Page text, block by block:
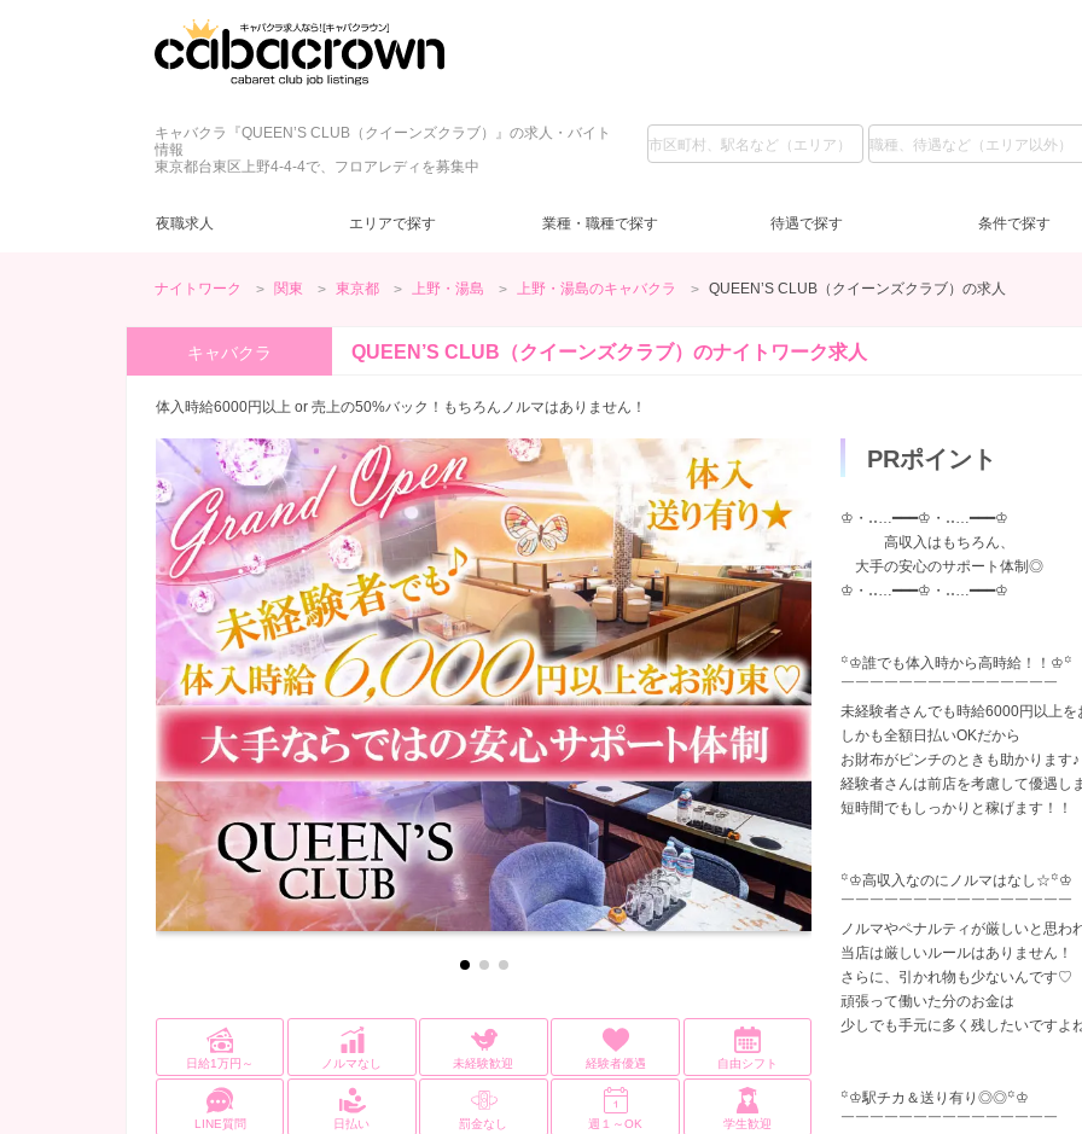
キャバクラ『QUEEN’S CLUB（クイーンズクラブ）』の求人・バイト
情報
東京都台東区上野4-4-4で、フロアレディを募集中
夜職求人 エリアで探す
(42) 新宿・歌舞伎町 (4) 池袋 (2)
三軒茶屋・下北沢 (1) 恵比寿・中目黒・自由が丘 (6)
神田・秋葉原 (3) 赤坂・銀座 (2) 新橋 (2)
(2) 綾瀬・北千住 (1) 赤羽・板橋 (1)
府中・調布・烏山 (1) 神奈川県 (5) 横浜 (1)
川崎・溝の口 (1)
埼玉県 (4) 大宮 (1)
所沢・飯能・狭山 (1) 越谷・草加 (2)
柏・松戸 (1) 船橋・市川・津田沼 (3) 千
業種・職種で探す
キャバクラ (45) クラブ (2) ガールズバー (6) ラウンジ (3)
カウンターレディ (7)
待遇で探す
ネイル自由 (6) 髪型自由 (9) LINE質問 (37) 日給1万円～ (2)
(13) ヘアメ不要 (5) 送迎無料 (8) 交通費支給
ノルマなし (48) 罰金なし (12) 客引きなし
ブランクOK (13) ノンアルOK タトゥー可 (1)
(13) 週１～OK (18) 登録制OK (3) 短期OK (6)
NEWOPEN (5) 会員制 (2) 高級店 (6) 少人数のお店 (1)
(32) カラオケあり (14)
条件で探す
(43) 制服 (5) 私服 (5) コスプレ (2)
夕方・夜【17～22時】 (59) 昼【12～17時】 (2) 土曜営業 (59) 日曜営業
30代 (23) 40代 (6)
ナイトワーク 関東 東京都 上野・湯島 上野・湯島のキャバクラ QUEEN’S CLUB（クイーンズクラブ）の求人
キャバクラ QUEEN’S CLUB（クイーンズクラブ）のナイトワーク求人
体入時給6000円以上 or 売上の50%バック！もちろんノルマはありません！
日給1万円～ ノルマなし 未経験歓迎 経験者優遇 自由シフト
LINE質問 日払い 罰金なし 週１～OK 学生歓迎
PRポイント
♔・‥…━━━♔・‥…━━━♔
高収入はもちろん、
大手の安心のサポート体制◎
♔・‥…━━━♔・‥…━━━♔
꙳♔誰でも体入時から高時給！！♔꙳
￣￣￣￣￣￣￣￣￣￣￣￣￣￣￣
未経験者さんでも時給6000円以上
しかも全額日払いOKだから
お財布がピンチのときも助かります♪
経験者さんは前店を考慮して優遇し
短時間でもしっかりと稼げます！！
꙳♔高収入なのにノルマはなし☆꙳♔
￣￣￣￣￣￣￣￣￣￣￣￣￣￣￣￣
ノルマやペナルティが厳しいと思わ
当店は厳しいルールはありません！
さらに、引かれ物も少ないんです♡
頑張って働いた分のお金は
少しでも手元に多く残したいですよ
꙳♔駅チカ＆送り有り◎◎꙳♔
￣￣￣￣￣￣￣￣￣￣￣￣￣￣￣